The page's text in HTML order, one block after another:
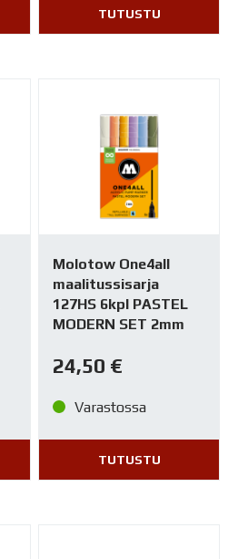
TUTUSTU
Molotow One4all
maalitussisarja
127HS 6kpl PASTEL
MODERN SET 2mm
24,50 €
Varastossa
TUTUSTU